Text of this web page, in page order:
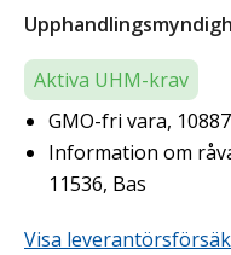
Aktiva UHM-krav
GMO-fri vara,
Information om
11536, Bas
Visa